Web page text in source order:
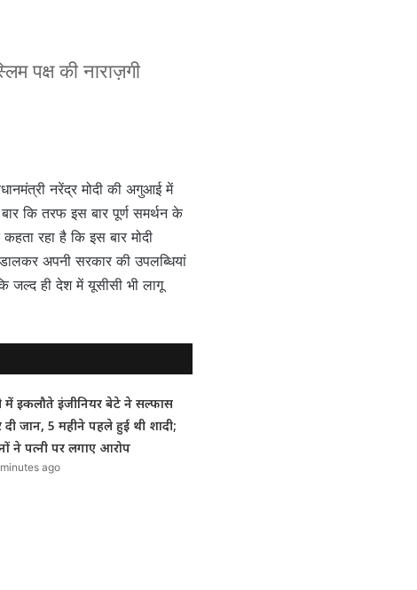
पक्ष की नाराज़गी
नरेंद्र मोदी की अगुआई में
कि तरफ इस बार पूर्ण समर्थन के
रहा है कि इस बार मोदी
अपनी सरकार की उपलब्धियां
जल्द ही देश में यूसीसी भी लागू
में इकलौते इंजीनियर बेटे ने सल्फास
जान, 5 महीने पहले हुई थी शादी;
ने पत्नी पर लगाए आरोप
ago